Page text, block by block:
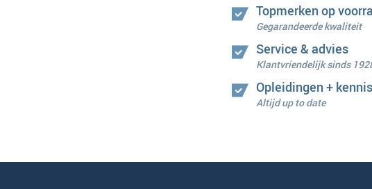
Topmerken op
Gegarandeerde kwaliteit
Service & advies
Klantvriendelijk sinds
Opleidingen + kennis
Altijd up to date